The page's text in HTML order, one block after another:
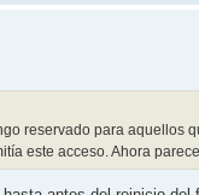
reservado para aquellos
este acceso. Ahora